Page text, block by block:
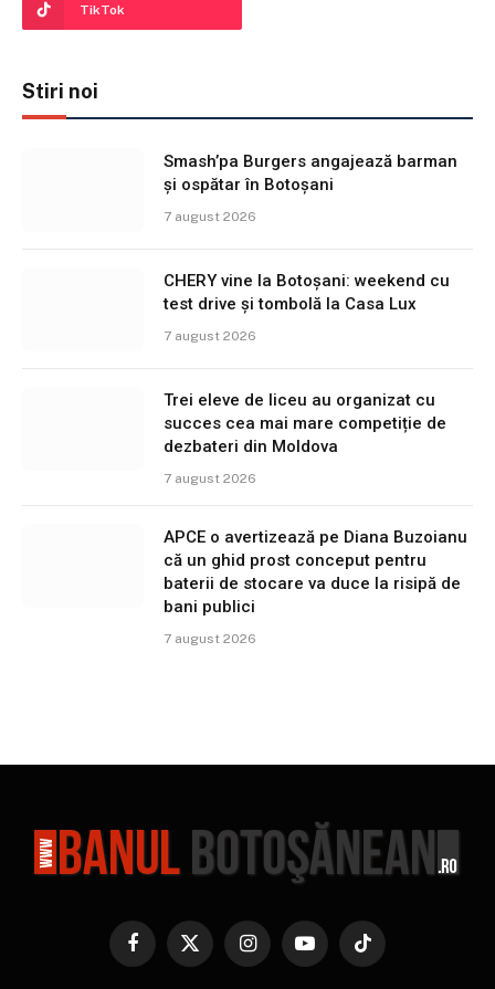
TikTok
Stiri noi
Smash’pa Burgers angajează barman
și ospătar în Botoșani
7 august 2026
CHERY vine la Botoșani: weekend cu
test drive și tombolă la Casa Lux
7 august 2026
Trei eleve de liceu au organizat cu
succes cea mai mare competiție de
dezbateri din Moldova
7 august 2026
APCE o avertizează pe Diana Buzoianu
că un ghid prost conceput pentru
baterii de stocare va duce la risipă de
bani publici
7 august 2026
Facebook
X
InstagramYouTubeTikTok